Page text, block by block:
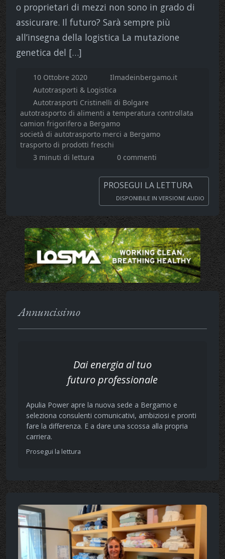
o proprietari di mezzi non sono in grado di
assicurare. Il futuro? Sarà sempre più
all’insegna della logistica La mutazione
genetica del […]
10 Ottobre 2020
Ilmadeinbergamo.it
Autotrasporti & Logistica
Autotrasporti Cristinelli di Bolgare
autotrasporto di alimenti a temperatura controllata
camion frigorifero a Bergamo
società di autotrasporto merci a Bergamo
trasporto di prodotti freschi
3 minuti di lettura
0 commenti
PROSEGUI LA LETTURA
DISPONIBILE IN VERSIONE AUDIO
Annuncissimo
Dai energia al tuo
futuro professionale
Apulia Power apre la nuova sede a Bergamo e
seleziona consulenti comunicativi, ambiziosi e pronti
fare la differenza. E a dare una scossa alla propria
carriera.
Prosegui la lettura